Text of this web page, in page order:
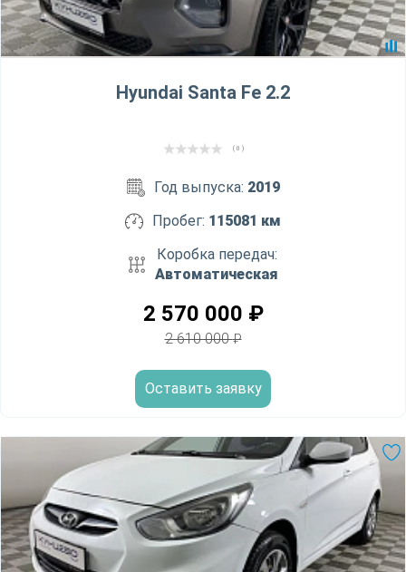
Hyundai Santa Fe 2.2
( 0 )
Год выпуска: 2019
Пробег: 115081 км
Коробка передач:
Автоматическая
2 570 000 ₽
2 610 000₽
Оставить заявку